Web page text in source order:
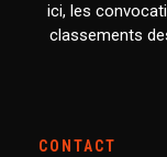
ici, les
classements
CONTACT